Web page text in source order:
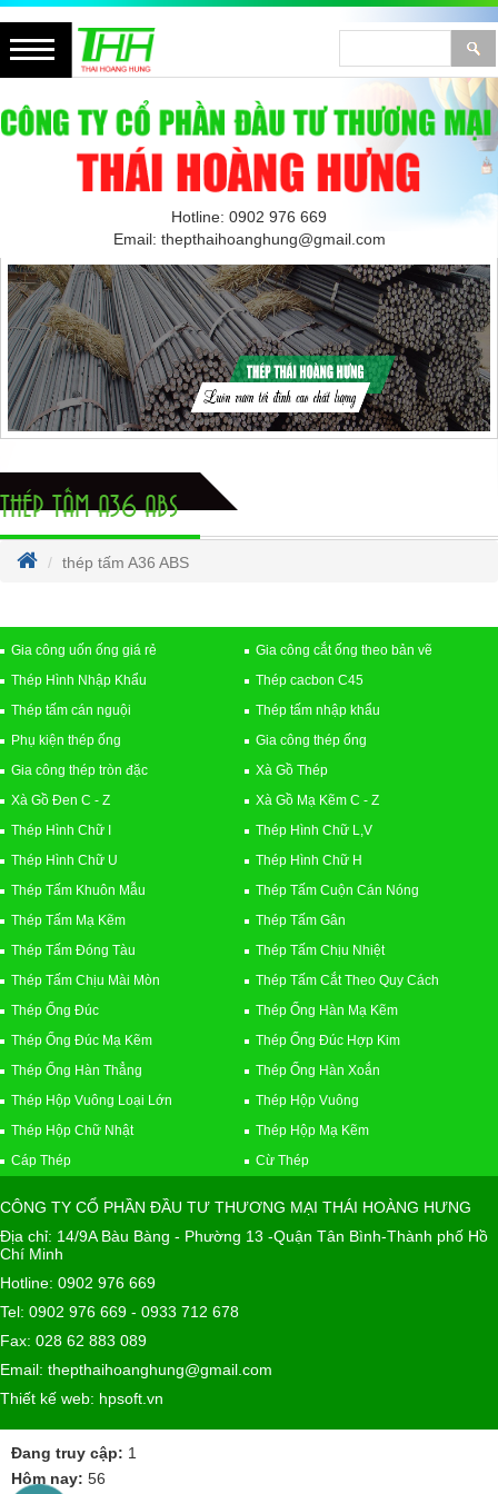
Hotline: 0902 976 669
Email: thepthaihoanghung@gmail.com
THÉP TẤM A36 ABS
thép tấm A36 ABS
Gia công uốn ống giá rẻ
Gia công cắt ống theo bản vẽ
Thép Hình Nhập Khẩu
Thép cacbon C45
Thép tấm cán nguội
Thép tấm nhập khẩu
Phụ kiện thép ống
Gia công thép ống
Gia công thép tròn đặc
Xà Gồ Thép
Xà Gồ Đen C - Z
Xà Gồ Mạ Kẽm C - Z
Thép Hình Chữ I
Thép Hình Chữ L,V
Thép Hình Chữ U
Thép Hình Chữ H
Thép Tấm Khuôn Mẫu
Thép Tấm Cuộn Cán Nóng
Thép Tấm Mạ Kẽm
Thép Tấm Gân
Thép Tấm Đóng Tàu
Thép Tấm Chịu Nhiệt
Thép Tấm Chịu Mài Mòn
Thép Tấm Cắt Theo Quy Cách
Thép Ống Đúc
Thép Ống Hàn Mạ Kẽm
Thép Ống Đúc Mạ Kẽm
Thép Ống Đúc Hợp Kim
Thép Ống Hàn Thẳng
Thép Ống Hàn Xoắn
Thép Hộp Vuông Loại Lớn
Thép Hộp Vuông
Thép Hộp Chữ Nhật
Thép Hộp Mạ Kẽm
Cáp Thép
Cừ Thép
CÔNG TY CỔ PHẦN ĐẦU TƯ THƯƠNG MẠI THÁI HOÀNG HƯNG
Địa chỉ: 14/9A Bàu Bàng - Phường 13 -Quận Tân Bình-Thành phố Hồ
Chí Minh
Hotline: 0902 976 669
Tel: 0902 976 669 - 0933 712 678
Fax: 028 62 883 089
Email: thepthaihoanghung@gmail.com
Thiết kế web: hpsoft.vn
Đang truy cập: 1
Hôm nay: 56